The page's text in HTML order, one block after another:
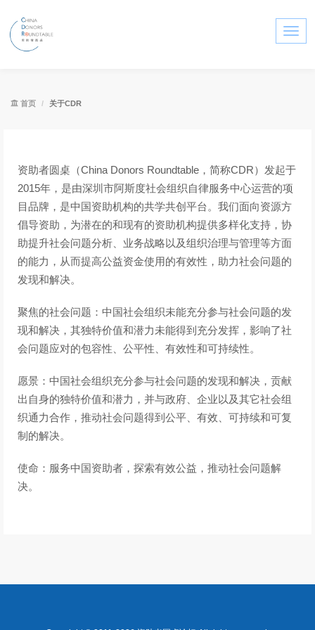
首页 关于CDR
资助者圆桌（China Donors Roundtable，简称CDR） 发起于
2015年，是由深圳市阿斯度社会组织自律服务中心运营的项
目品牌，是中国资助机构的共学共创平台。我们面向资源方
倡导资助，为潜在的和现有的资助机构提供多样化支持，协
助提升社会问题分析、业务战略以及组织治理与管理等方面
的能力，从而提高公益资金使用的有效性，助力社会问题的
发现和解决。
聚焦的社会问题：中国社会组织未能充分参与社会问题的发
现和解决，其独特价值和潜力未能得到充分发挥，影响了社
会问题应对的包容性、公平性、有效性和可持续性。
愿景：中国社会组织充分参与社会问题的发现和解决，贡献
出自身的独特价值和潜力，并与政府、企业以及其它社会组
织通力合作，推动社会问题得到公平、有效、可持续和可复
制的解决。
使命：服务中国资助者，探索有效公益，推动社会问题解
决。